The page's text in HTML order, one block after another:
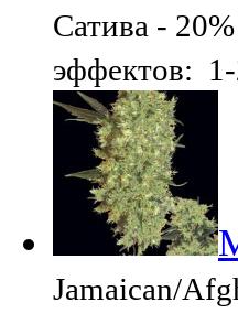
Сатива -
эффектов:
Jamaican/